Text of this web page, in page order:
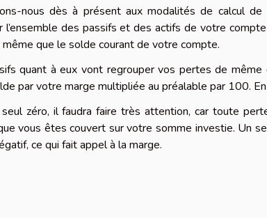
nous dès à présent aux modalités de calcul
l’ensemble des passifs et des actifs de votre
même que le solde courant de votre compte.
quant à eux vont regrouper vos pertes de
par votre marge multipliée au préalable par 100.
zéro, il faudra faire très attention, car toute
vous êtes couvert sur votre somme investie. Un
ce qui fait appel à la marge.